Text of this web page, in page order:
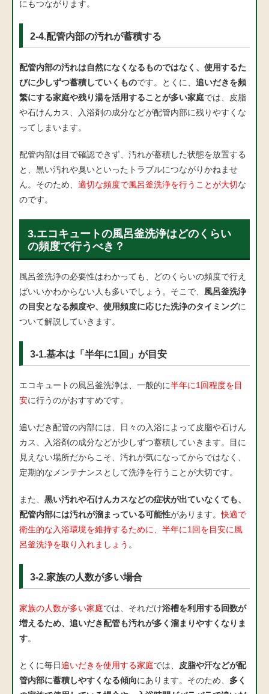
にもつながります。
2-4.配管内部の汚れが蓄積する
配管内部の汚れは自然になくなるものではなく、使用するた
びに少しずつ蓄積していくものです。とくに、 追いだきを頻
繁にする家庭や残り湯を活用することが多い家庭では、皮脂
や石けんカス、入浴剤の成分などが配管内部に残りやすくな
ってしまいます。
配管内部は目で確認できず、汚れが蓄積した状態を放置する
と、黒い汚れや臭いといったトラブルにつながりかねませ
ん。そのため、 適切な頻度で風呂釜洗浄を行うことが大切な
のです。
3.エコキュートの風呂釜洗浄はどのくらい
の頻度で行うべき？
風呂釜洗浄の必要性はわかっても、どのくらいの頻度で行え
ばいいかわからない人も多いでしょう。そこで、 風呂釜洗浄
の目安となる頻度や、使用頻度に応じた洗浄のタイミングに
ついて解説していきます。
3-1.基本は「半年に1回」が目安
エコキュートの風呂釜洗浄は、一般的に半年に1回程度を目
安に行うのがおすすめです。
追いだき配管の内部には、日々の入浴によって皮脂や石けん
カス、入浴剤の成分などが少しずつ蓄積していきます。目に
見えない場所だからこそ、汚れが気になってからではなく、
定期的なメンテナンスとして洗浄を行うことが大切です。
また、 黒い汚れや石けんカスなどの症状が出ていなくても、
配管内部には汚れが溜まっている可能性があります。快適で
衛生的な入浴環境を維持するために、半年に1回を目安に風
呂釜洗浄を取り入れましょう 。
3-2.家族の人数が多い場合
家族の人数が多い家庭では、それだけ浴槽を利用する回数が
増えるため、追いだき配管も汚れが多く溜まりやすくなりま
す。
とくに毎日追いだきを使用する家庭では、
皮脂や汗などが配
管内部に蓄積しやすくなる傾向にあります。そのため、 多く